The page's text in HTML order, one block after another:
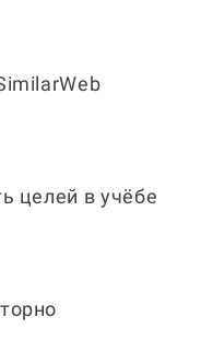
целей в учёбе